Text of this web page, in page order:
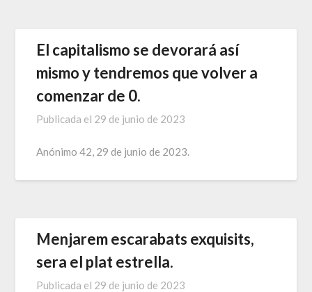
El capitalismo se devorará así
mismo y tendremos que volver a
comenzar de 0.
Publicada el 29 de junio de 2023
Anónimo 42, 29 de junio de 2023.
Menjarem escarabats exquisits,
sera el plat estrella.
Publicada el 29 de junio de 2023